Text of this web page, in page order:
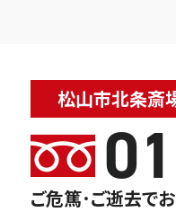
松山市北条斎
ご危篤･ご逝去で